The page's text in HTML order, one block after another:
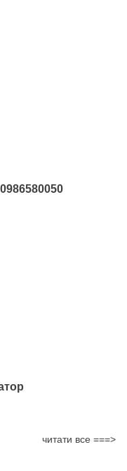
читати все ===>